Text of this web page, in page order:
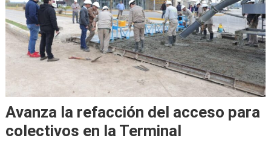
Avanza la refacción del acceso para
colectivos en la Terminal